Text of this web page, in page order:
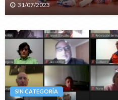
31/07/2023
SIN CATEGORÍA